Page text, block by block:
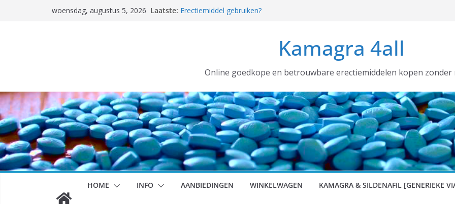
woensdag, augustus 5, 2026 Laatste: Erectiemiddel gebruiken?
Grotere aantallen nodig voor uw SEXSHOP of (web) winkel?
Coronavirus, ook wij hebben gehamsterd!
Kamagra 4all
Online goedkope en betrouwbare erectiemiddelen kopen zonder
HOME INFO AANBIEDINGEN WINKELWAGEN KAMAGRA & SILDENAFIL [GENERIEKE